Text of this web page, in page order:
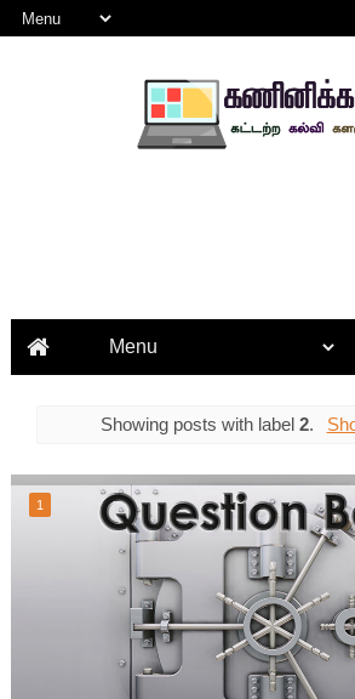
Showing posts with label2.
1